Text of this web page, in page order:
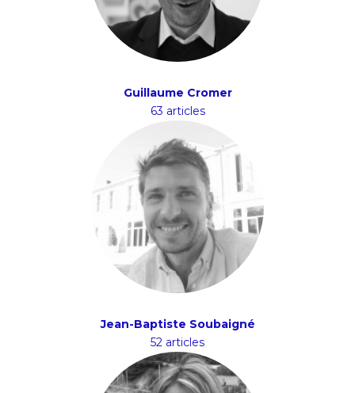
Guillaume Cromer
63 articles
Jean-Baptiste Soubaigné
52 articles